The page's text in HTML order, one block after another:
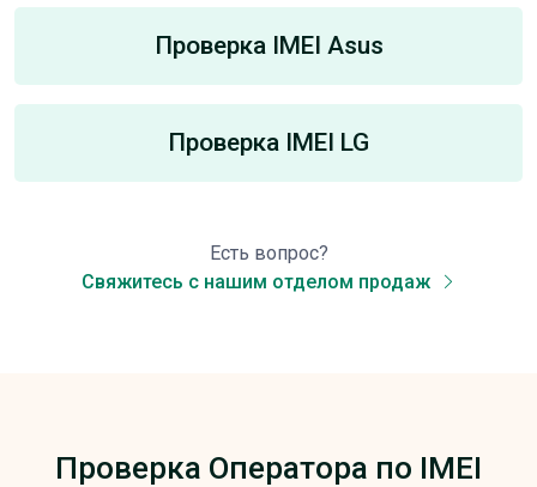
Проверка IMEI Asus
Проверка IMEI LG
Есть вопрос?
Свяжитесь с нашим отделом продаж
Проверка Оператора по IMEI